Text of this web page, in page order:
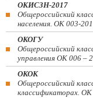
ОКИСЗН-2017
Общероссийский
населения. ОК 003-
ОКОГУ
Общероссийский
управления ОК 006 –
ОКОК
Общероссийский
классификаторах.